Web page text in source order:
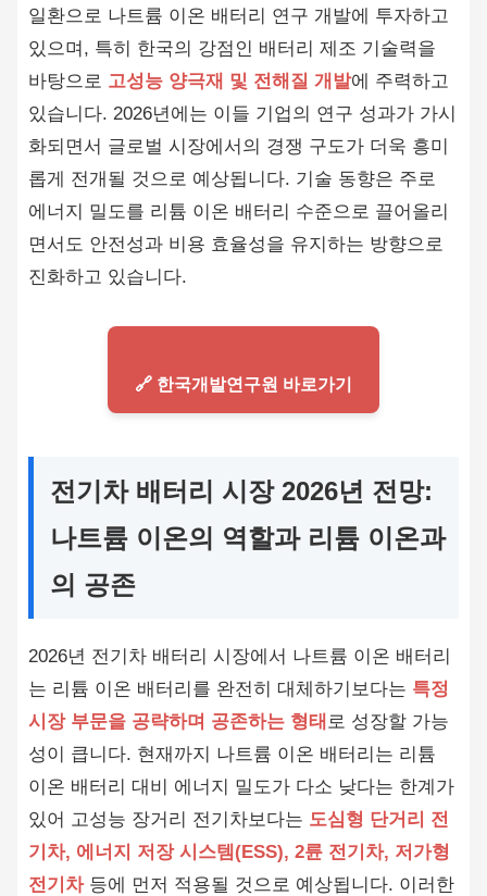
일환으로 나트륨 이온 배터리 연구 개발에 투자하고
있으며, 특히 한국의 강점인 배터리 제조 기술력을
바탕으로 고성능 양극재 및 전해질 개발에 주력하고
있습니다. 2026년에는 이들 기업의 연구 성과가 가시
화되면서 글로벌 시장에서의 경쟁 구도가 더욱 흥미
롭게 전개될 것으로 예상됩니다. 기술 동향은 주로
에너지 밀도를 리튬 이온 배터리 수준으로 끌어올리
면서도 안전성과 비용 효율성을 유지하는 방향으로
진화하고 있습니다.
🔗 한국개발연구원 바로가기
전기차 배터리 시장 2026년 전망:
나트륨 이온의 역할과 리튬 이온과
의 공존
2026년 전기차 배터리 시장에서 나트륨 이온 배터리
는 리튬 이온 배터리를 완전히 대체하기보다는 특정
시장 부문을 공략하며 공존하는 형태 로 성장할 가능
성이 큽니다. 현재까지 나트륨 이온 배터리는 리튬
이온 배터리 대비 에너지 밀도가 다소 낮다는 한계가
있어 고성능 장거리 전기차보다는 도심형 단거리 전
기차, 에너지 저장 시스템(ESS), 2륜 전기차, 저가형
전기차등에 먼저 적용될 것으로 예상됩니다. 이러한